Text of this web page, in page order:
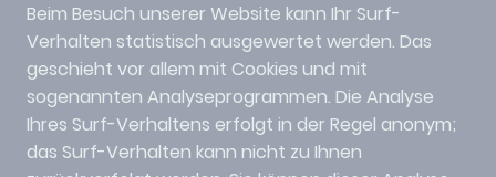
Beim Besuch unserer Website kann Ihr Surf-
Verhalten statistisch ausgewertet werden. Das
geschieht vor allem mit Cookies und mit
sogenannten Analyseprogrammen. Die Analyse
Ihres Surf-Verhaltens erfolgt in der Regel anonym;
das Surf-Verhalten kann nicht zu Ihnen